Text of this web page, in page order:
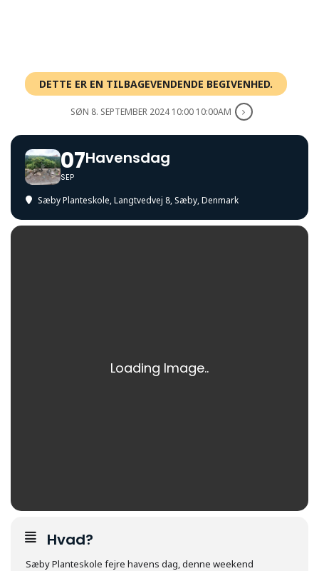
DETTE ER EN TILBAGEVENDENDE BEGIVENHED.
SØN 8. SEPTEMBER 2024 10:00 10:00AM
07
SEP
Havensdag
Sæby Planteskole, Langtvedvej 8, Sæby, Denmark
Hvad?
Sæby Planteskole fejre havens dag, denne weekend